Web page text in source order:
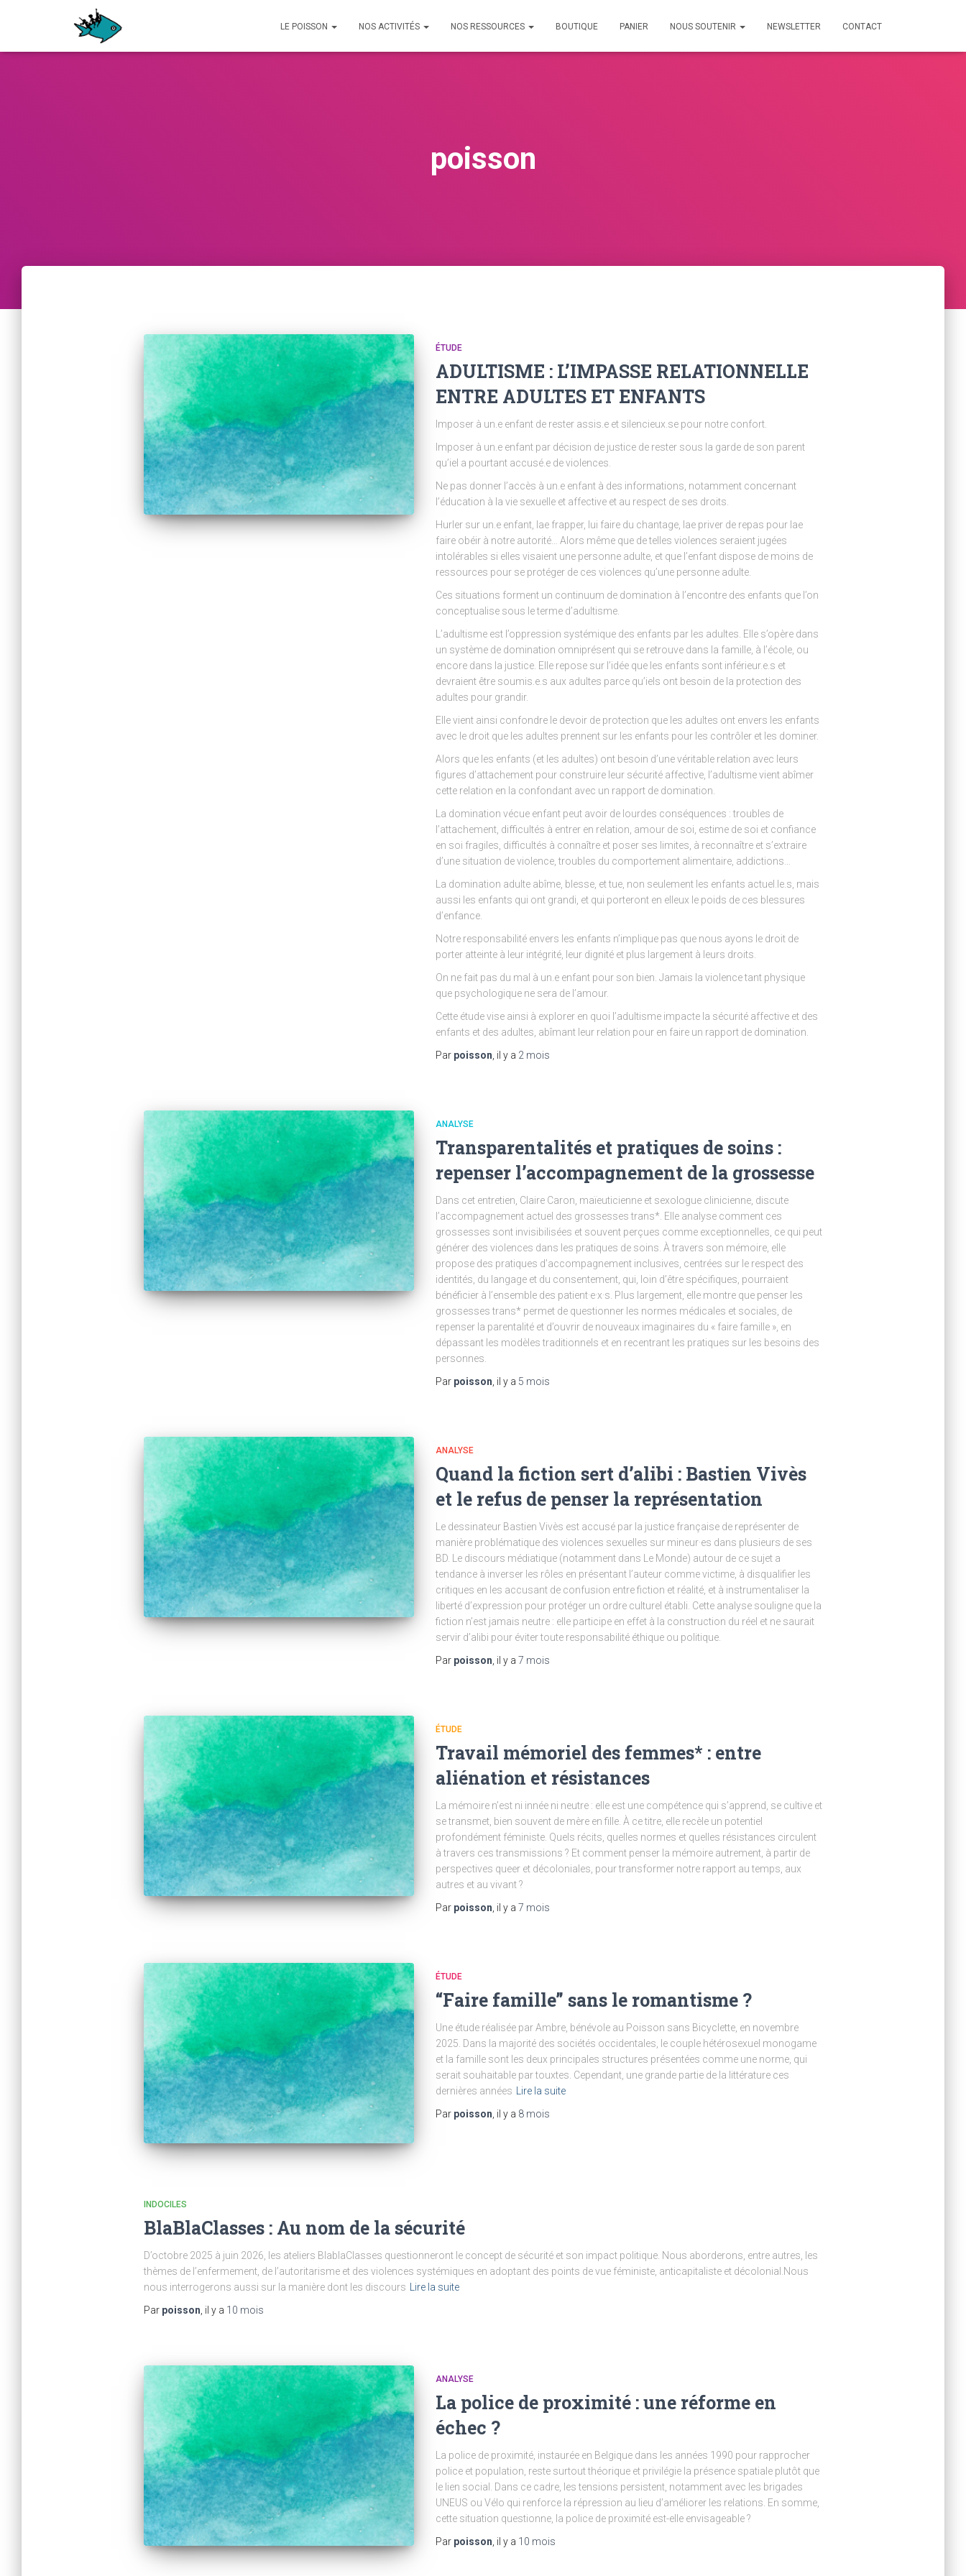
LE POISSON NOS ACTIVITÉS NOS RESSOURCES BOUTIQUE PANIER NOUS SOUTENIR NEWSLETTER CONTACT
poisson
ÉTUDE
ADULTISME : L’IMPASSE RELATIONNELLE
ENTRE ADULTES ET ENFANTS
Imposer à un.e enfant de rester assis.e et silencieux.se pour notre confort.
Imposer à un.e enfant par décision de justice de rester sous la garde de son parent
qu’iel a pourtant accusé.e de violences.
Ne pas donner l’accès à un.e enfant à des informations, notamment concernant
l’éducation à la vie sexuelle et affective et au respect de ses droits.
Hurler sur un.e enfant, lae frapper, lui faire du chantage, lae priver de repas pour lae
faire obéir à notre autorité… Alors même que de telles violences seraient jugées
intolérables si elles visaient une personne adulte, et que l’enfant dispose de moins de
ressources pour se protéger de ces violences qu’une personne adulte.
Ces situations forment un continuum de domination à l’encontre des enfants que l’on
conceptualise sous le terme d’adultisme.
L’adultisme est l’oppression systémique des enfants par les adultes. Elle s’opère dans
un système de domination omniprésent qui se retrouve dans la famille, à l’école, ou
encore dans la justice. Elle repose sur l’idée que les enfants sont inférieur.e.s et
devraient être soumis.e.s aux adultes parce qu’iels ont besoin de la protection des
adultes pour grandir.
Elle vient ainsi confondre le devoir de protection que les adultes ont envers les enfants
avec le droit que les adultes prennent sur les enfants pour les contrôler et les dominer.
Alors que les enfants (et les adultes) ont besoin d’une véritable relation avec leurs
figures d’attachement pour construire leur sécurité affective, l’adultisme vient abîmer
cette relation en la confondant avec un rapport de domination.
La domination vécue enfant peut avoir de lourdes conséquences : troubles de
l’attachement, difficultés à entrer en relation, amour de soi, estime de soi et confiance
en soi fragiles, difficultés à connaître et poser ses limites, à reconnaître et s’extraire
d’une situation de violence, troubles du comportement alimentaire, addictions…
La domination adulte abîme, blesse, et tue, non seulement les enfants actuel.le.s, mais
aussi les enfants qui ont grandi, et qui porteront en elleux le poids de ces blessures
d’enfance.
Notre responsabilité envers les enfants n’implique pas que nous ayons le droit de
porter atteinte à leur intégrité, leur dignité et plus largement à leurs droits.
On ne fait pas du mal à un.e enfant pour son bien. Jamais la violence tant physique
que psychologique ne sera de l’amour.
Cette étude vise ainsi à explorer en quoi l’adultisme impacte la sécurité affective et des
enfants et des adultes, abîmant leur relation pour en faire un rapport de domination.
Par poisson , il y a 2 mois
ANALYSE
Transparentalités et pratiques de soins :
repenser l’accompagnement de la grossesse
Dans cet entretien, Claire Caron, maïeuticienne et sexologue clinicienne, discute
l’accompagnement actuel des grossesses trans*. Elle analyse comment ces
grossesses sont invisibilisées et souvent perçues comme exceptionnelles, ce qui peut
générer des violences dans les pratiques de soins. À travers son mémoire, elle
propose des pratiques d’accompagnement inclusives, centrées sur le respect des
identités, du langage et du consentement, qui, loin d’être spécifiques, pourraient
bénéficier à l’ensemble des patient·e·x·s. Plus largement, elle montre que penser les
grossesses trans* permet de questionner les normes médicales et sociales, de
repenser la parentalité et d’ouvrir de nouveaux imaginaires du « faire famille », en
dépassant les modèles traditionnels et en recentrant les pratiques sur les besoins des
personnes.
Par poisson , il y a 5 mois
ANALYSE
Quand la fiction sert d’alibi : Bastien Vivès
et le refus de penser la représentation
Le dessinateur Bastien Vivès est accusé par la justice française de représenter de
manière problématique des violences sexuelles sur mineur·es dans plusieurs de ses
BD. Le discours médiatique (notamment dans Le Monde) autour de ce sujet a
tendance à inverser les rôles en présentant l’auteur comme victime, à disqualifier les
critiques en les accusant de confusion entre fiction et réalité, et à instrumentaliser la
liberté d’expression pour protéger un ordre culturel établi. Cette analyse souligne que la
fiction n’est jamais neutre : elle participe en effet à la construction du réel et ne saurait
servir d’alibi pour éviter toute responsabilité éthique ou politique.
Par poisson , il y a 7 mois
ÉTUDE
Travail mémoriel des femmes* : entre
aliénation et résistances
La mémoire n’est ni innée ni neutre : elle est une compétence qui s’apprend, se cultive et
se transmet, bien souvent de mère en fille. À ce titre, elle recèle un potentiel
profondément féministe. Quels récits, quelles normes et quelles résistances circulent
à travers ces transmissions ? Et comment penser la mémoire autrement, à partir de
perspectives queer et décoloniales, pour transformer notre rapport au temps, aux
autres et au vivant ?
Par poisson , il y a 7 mois
ÉTUDE
“Faire famille” sans le romantisme ?
Une étude réalisée par Ambre, bénévole au Poisson sans Bicyclette, en novembre
2025. Dans la majorité des sociétés occidentales, le couple hétérosexuel monogame
et la famille sont les deux principales structures présentées comme une norme, qui
serait souhaitable par touxtes. Cependant, une grande partie de la littérature ces
dernières années
Lire la suite
Par poisson , il y a 8 mois
INDOCILES
BlaBlaClasses : Au nom de la sécurité
D’octobre 2025 à juin 2026, les ateliers BlablaClasses questionneront le concept de sécurité et son impact politique. Nous aborderons, entre autres, les
thèmes de l’enfermement, de l’autoritarisme et des violences systémiques en adoptant des points de vue féministe, anticapitaliste et décolonial.Nous
nous interrogerons aussi sur la manière dont les discours
Lire la suite
Par poisson , il y a 10 mois
ANALYSE
La police de proximité : une réforme en
échec ?
La police de proximité, instaurée en Belgique dans les années 1990 pour rapprocher
police et population, reste surtout théorique et privilégie la présence spatiale plutôt que
le lien social. Dans ce cadre, les tensions persistent, notamment avec les brigades
UNEUS ou Vélo qui renforce la répression au lieu d’améliorer les relations. En somme,
cette situation questionne, la police de proximité est-elle envisageable ?
Par poisson , il y a 10 mois